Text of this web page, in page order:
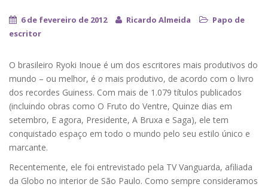
6 de fevereiro de 2012 Ricardo Almeida
Papo de
escritor
O brasileiro Ryoki Inoue é um dos escritores mais produtivos do
mundo – ou melhor, é o mais produtivo, de acordo com o livro
dos recordes Guiness. Com mais de 1.079 títulos publicados
(incluindo obras como O Fruto do Ventre, Quinze dias em
setembro, E agora, Presidente, A Bruxa e Saga), ele tem
conquistado espaço em todo o mundo pelo seu estilo único e
marcante.
Recentemente, ele foi entrevistado pela TV Vanguarda, afiliada
da Globo no interior de São Paulo. Como sempre consideramos